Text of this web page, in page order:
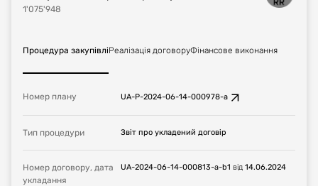
1'075'948
Процедура закупівліРеалізація договоруФінансове виконання
Номер плану UA-P-2024-06-14-000978-a
Тип процедури Звіт про укладений договір
Номер договору, дата
укладання
UA-2024-06-14-000813-a-b1 від 14.06.2024